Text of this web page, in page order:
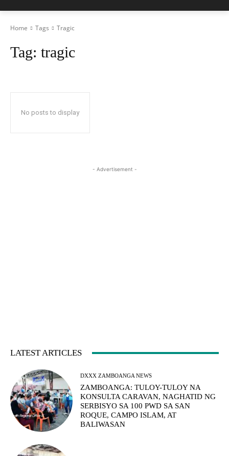
Home Tags Tragic
Tag: tragic
No posts to display
- Advertisement -
LATEST ARTICLES
DXXX ZAMBOANGA NEWS
ZAMBOANGA: TULOY-TULOY NA
KONSULTA CARAVAN, NAGHATID NG
SERBISYO SA 100 PWD SA SAN
ROQUE, CAMPO ISLAM, AT
BALIWASAN